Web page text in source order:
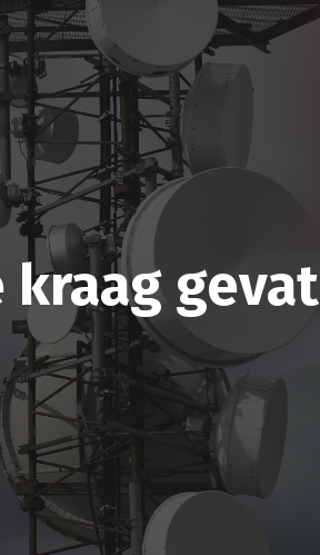
kraag gevat